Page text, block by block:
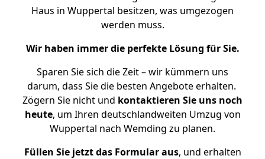
Haus in Wuppertal besitzen, was umgezogen
werden muss.
Wir haben immer die perfekte Lösung für Sie.
Sparen Sie sich die Zeit – wir kümmern uns
darum, dass Sie die besten Angebote erhalten.
Zögern Sie nicht und kontaktieren Sie uns noch
heute, um Ihren deutschlandweiten Umzug von
Wuppertal nach Wemding zu planen.
Füllen Sie jetzt das Formular aus, und erhalten